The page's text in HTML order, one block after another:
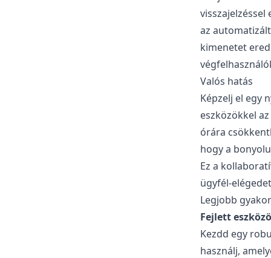
az
kimenetet
Valós hatás
Képzelj el egy
eszközökkel
órára
hogy a
Ez a
ügyfél-
Legjobb
Fejlett
Kezdd egy
használj,